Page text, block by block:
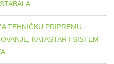
TEHNIČKU PRIPREMU,
KATASTAR I SISTEM